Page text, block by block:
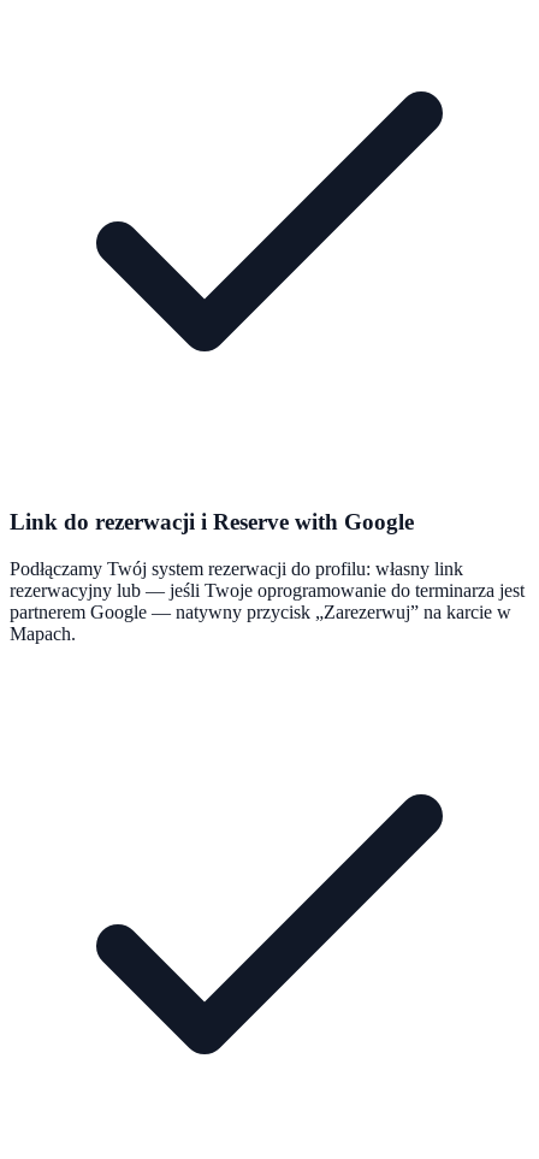
Link do rezerwacji i Reserve with Google
Podłączamy Twój system rezerwacji do profilu: własny link
rezerwacyjny lub — jeśli Twoje oprogramowanie do terminarza jest
partnerem Google — natywny przycisk „Zarezerwuj” na karcie w
Mapach.